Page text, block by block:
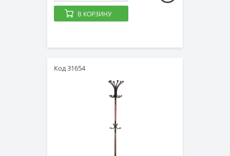
В КОРЗИНУ
Код 31654